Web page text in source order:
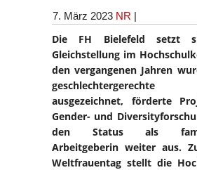
7. März 2023 NR |
Die FH Bielefeld setzt
Gleichstellung im
den vergangenen Jahren
geschlechtergerechte
ausgezeichnet, förderte
Gender- und
den Status als
Arbeitgeberin weiter aus.
Weltfrauentag stellt die